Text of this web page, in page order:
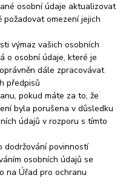
osobní údaje aktualizovat
omezení jejich
výmaz vašich osobních
o osobní údaje, které je
dále zpracovávat
předpisů
pokud máte za to, že
byla porušena v důsledku
údajů v rozporu s tímto
dodržování povinností
osobních údajů se
na Úřad pro ochranu